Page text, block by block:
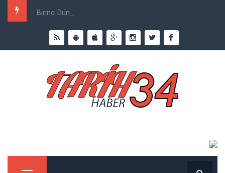
Birinci Dünya Savaşı`nda Ne Kadar İnsan Öldü?